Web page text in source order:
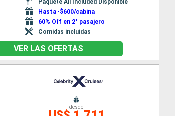
Paquete All Included Disponible
Hasta -$600/cabina
60% Off en 2° pasajero
Comidas incluidas
VER LAS OFERTAS
desde